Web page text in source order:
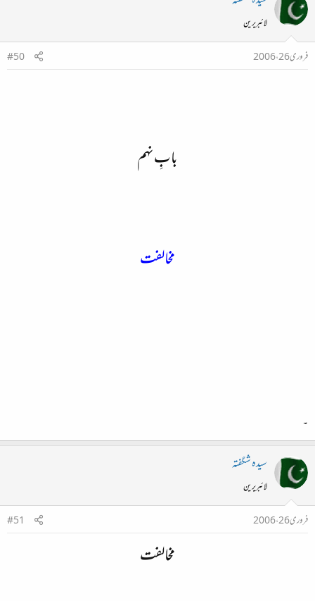
لائبریرین
فروری 26، 2006
#50
بابِ نہم
مخالفت
۔
سیدہ شگفتہ
لائبریرین
فروری 26، 2006
#51
مخالفت